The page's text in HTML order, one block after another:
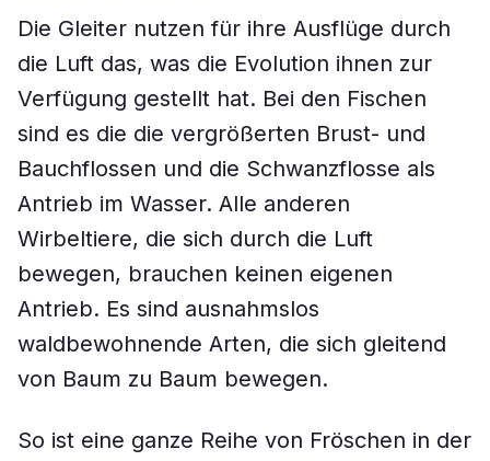
Die Gleiter nutzen für ihre Ausflüge durch
die Luft das, was die Evolution ihnen zur
Verfügung gestellt hat. Bei den Fischen
sind es die die vergrößerten Brust- und
Bauchflossen und die Schwanzflosse als
Antrieb im Wasser. Alle anderen
Wirbeltiere, die sich durch die Luft
bewegen, brauchen keinen eigenen
Antrieb. Es sind ausnahmslos
waldbewohnende Arten, die sich gleitend
von Baum zu Baum bewegen.
So ist eine ganze Reihe von Fröschen in der